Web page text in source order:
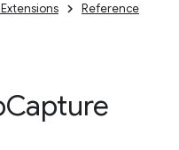
Reference
Capture